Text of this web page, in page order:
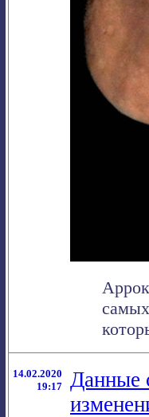
14.02.2020
19:17
Данные